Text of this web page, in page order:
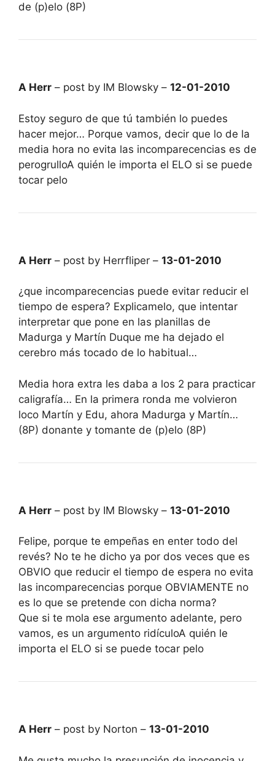
de (p)elo (8P)
A Herr – post by IM Blowsky – 12-01-2010
Estoy seguro de que tú también lo puedes
hacer mejor… Porque vamos, decir que lo de la
media hora no evita las incomparecencias es de
perogrulloA quién le importa el ELO si se puede
tocar pelo
A Herr – post by Herrfliper – 13-01-2010
¿que incomparecencias puede evitar reducir el
tiempo de espera? Explicamelo, que intentar
interpretar que pone en las planillas de
Madurga y Martín Duque me ha dejado el
cerebro más tocado de lo habitual…
Media hora extra les daba a los 2 para practicar
caligrafía… En la primera ronda me volvieron
loco Martín y Edu, ahora Madurga y Martín…
(8P) donante y tomante de (p)elo (8P)
A Herr – post by IM Blowsky – 13-01-2010
Felipe, porque te empeñas en enter todo del
revés? No te he dicho ya por dos veces que es
OBVIO que reducir el tiempo de espera no evita
las incomparecencias porque OBVIAMENTE no
es lo que se pretende con dicha norma?
Que si te mola ese argumento adelante, pero
vamos, es un argumento ridículoA quién le
importa el ELO si se puede tocar pelo
A Herr – post by Norton – 13-01-2010